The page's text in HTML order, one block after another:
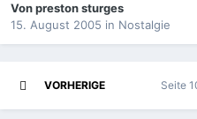
Vonpreston sturges
15. August 2005 in Nostalgie
VORHERIGE Seite